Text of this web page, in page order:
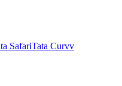
SafariTata Curvv